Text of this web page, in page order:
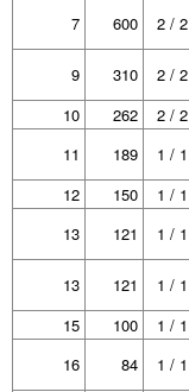
7
600 2 / 2
9
310 2 / 2
10
262 2 / 2
11
189 1 / 1
12
150 1 / 1
13
121 1 / 1
13
121 1 / 1
15
100 1 / 1
16
84 1 / 1